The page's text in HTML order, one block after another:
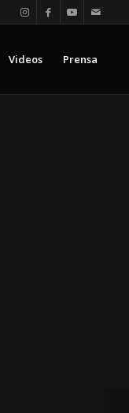
Videos Prensa